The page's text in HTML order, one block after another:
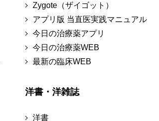
Zygote（ザイゴット）
アプリ版 当直医実践マニュアル
今日の治療薬アプリ
今日の治療薬WEB
最新の臨床WEB
洋書・洋雑誌
洋書